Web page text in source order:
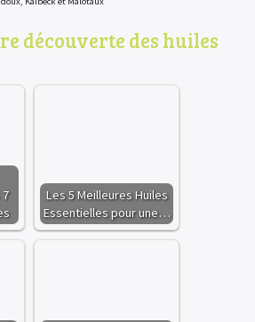
découverte des huiles
Les 5 Meilleures Huiles
Essentielles pour une…